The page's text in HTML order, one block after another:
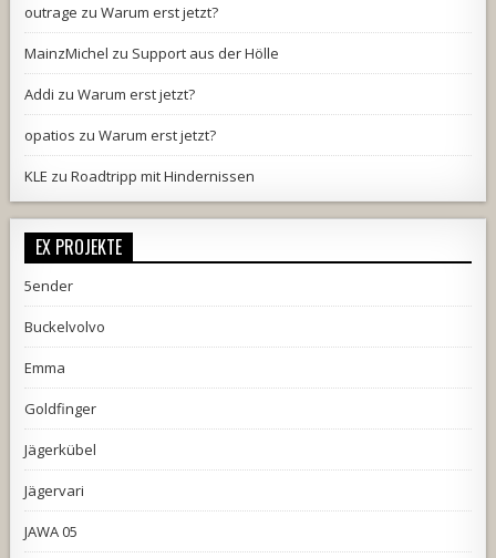
outrage zuWarum erst jetzt?
MainzMichel zu Support aus der Hölle
Addi zuWarum erst jetzt?
opatios zuWarum erst jetzt?
KLE zuRoadtripp mit Hindernissen
EX PROJEKTE
5ender
Buckelvolvo
Emma
Goldfinger
Jägerkübel
Jägervari
JAWA 05